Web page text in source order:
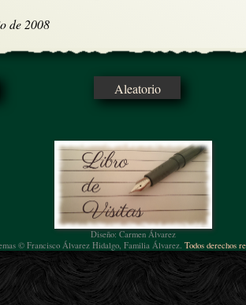
de 2008
Aleatorio
Diseño: Carmen Álvarez
© Francisco Álvarez Hidalgo, Familia Álvarez. Todos derechos